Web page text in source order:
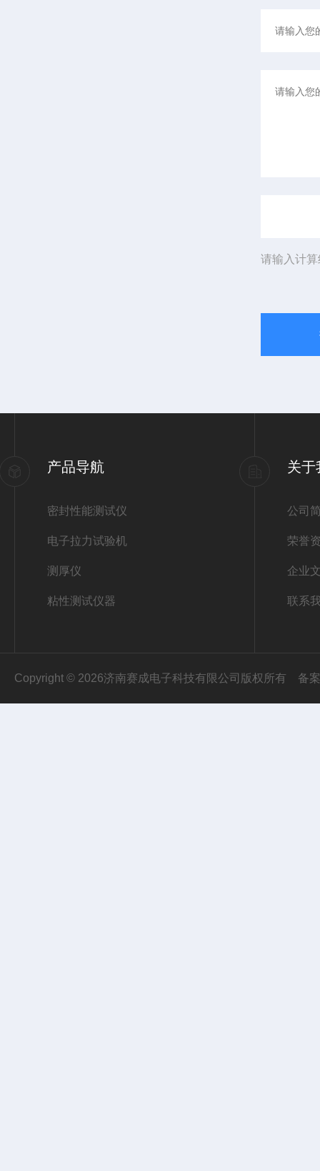
请输入计
产品导航
密封性能测试仪
电子拉力试验机
测厚仪
粘性测试仪器
关于
公司
荣誉
企业
联系
Copyright © 2026济南赛成电子科技有限公司版权所有 备